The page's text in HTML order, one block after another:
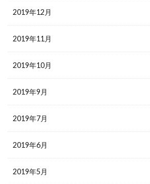
2019年12月
2019年11月
2019年10月
2019年9月
2019年7月
2019年6月
2019年5月